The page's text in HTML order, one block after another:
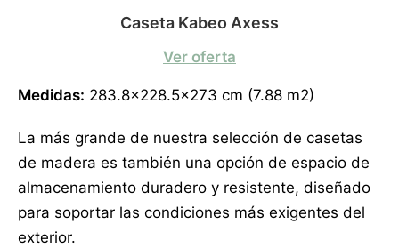
Caseta Kabeo Axess
Ver oferta
Medidas: 283.8×228.5×273 cm (7.88 m2)
La más grande de nuestra selección de casetas
de madera es también una opción de espacio de
almacenamiento duradero y resistente, diseñado
para soportar las condiciones más exigentes del
exterior.